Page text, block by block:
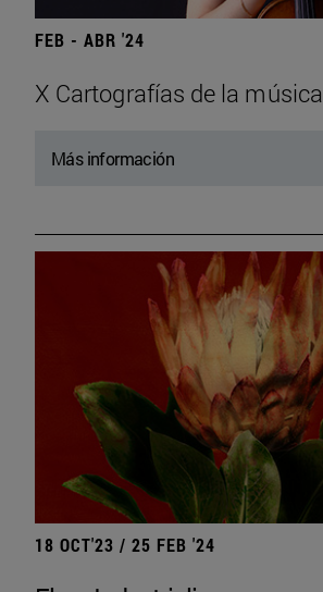
FEB - ABR '24
X Cartografías de la música
Más información
18 OCT'23 / 25 FEB '24